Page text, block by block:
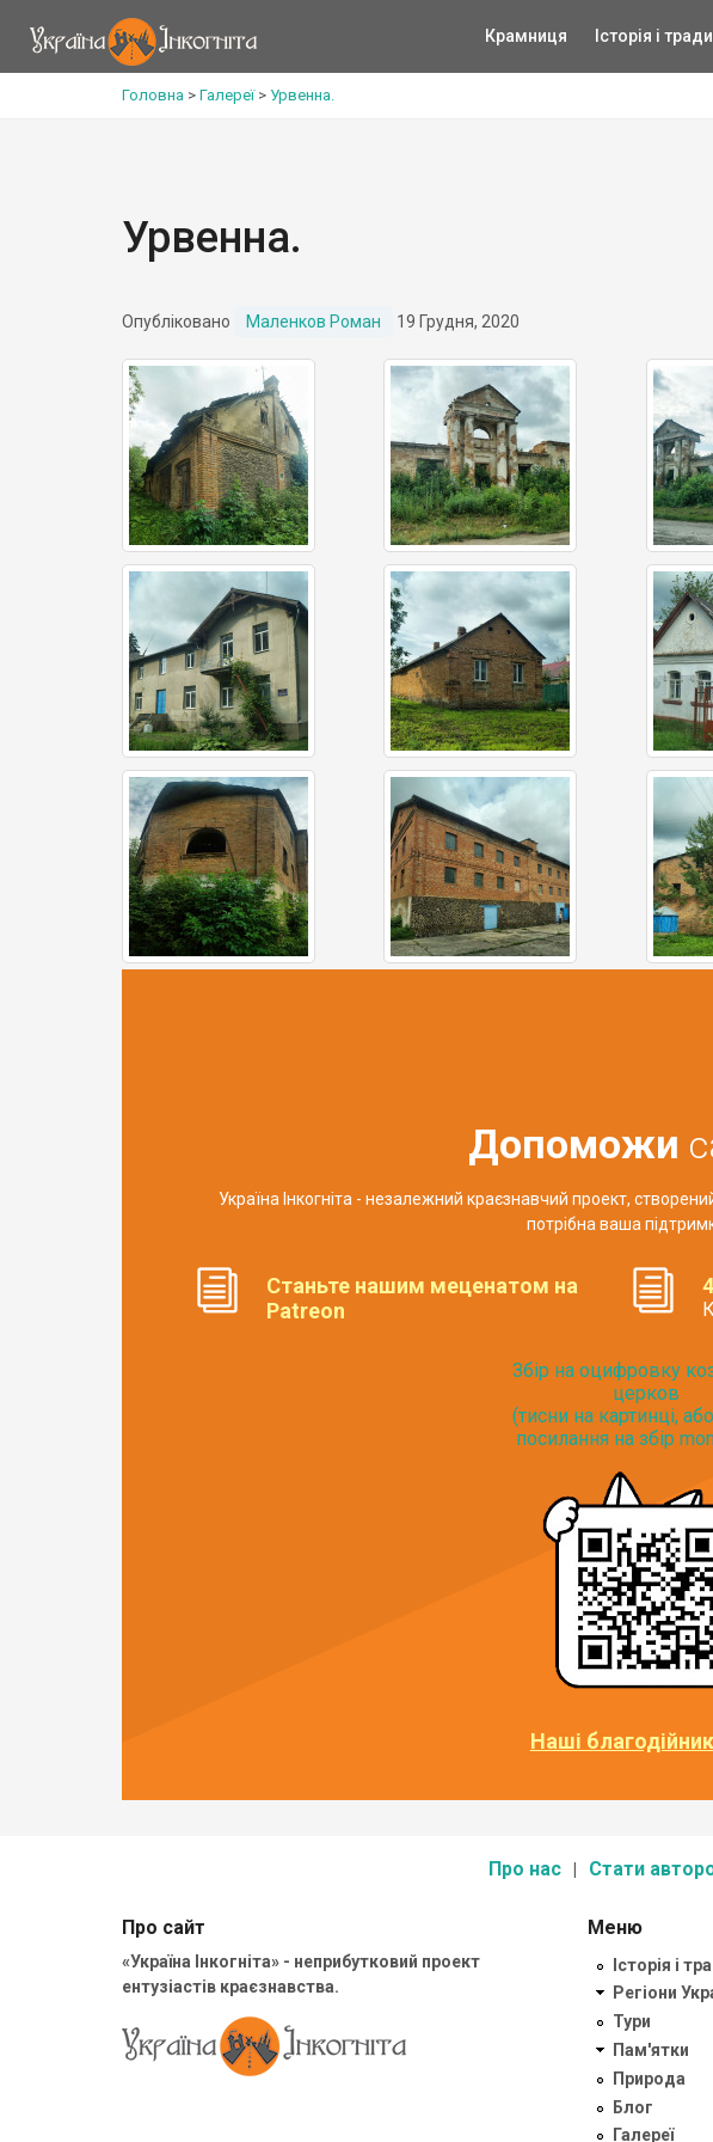
Крамниця Історія і
Головна > Галереї> Урвенна.
Урвенна.
Опубліковано Маленков Роман 19 Грудня, 2020
Допоможи
Україна Інкогніта - незалежний краєзнавчий проект,
потрібна ваша
Станьте нашим меценатом на
Patreon
Збір на оцифровку
церков
(тисни на картинці,
посилання на збір
Наші
Про нас Стати
Про сайт
«Україна Інкогніта» - неприбутковий проект
ентузіастів краєзнавства.
Меню
Історія і
Регіони
Тури
Пам'ятки
Природа
Блог
Галереї